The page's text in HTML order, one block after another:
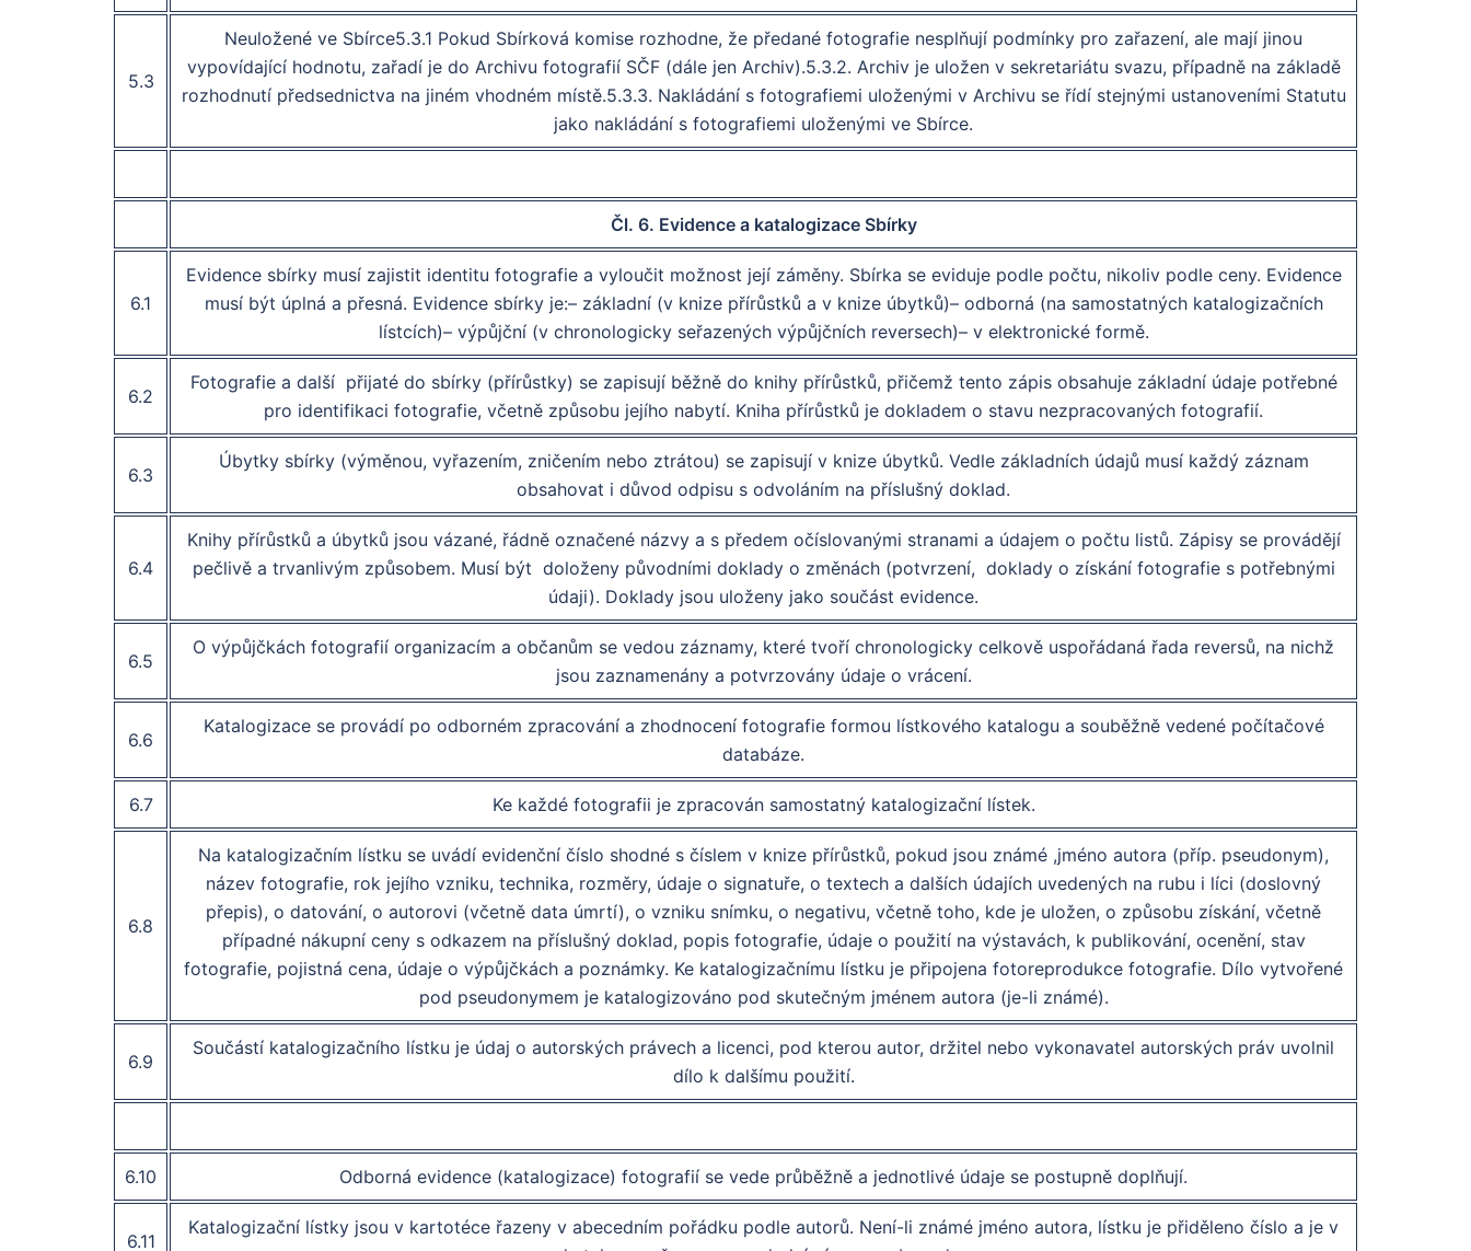
5.3
Neuložené ve Sbírce5.3.1 Pokud Sbírková komise rozhodne, že předané fotografie nesplňují podmínky pro zařazení, ale mají jinou
vypovídající hodnotu, zařadí je do Archivu fotografií SČF (dále jen Archiv).5.3.2. Archiv je uložen v sekretariátu svazu, případně na základě
rozhodnutí předsednictva na jiném vhodném místě.5.3.3. Nakládání s fotografiemi uloženými v Archivu se řídí stejnými ustanoveními Statutu
jako nakládání s fotografiemi uloženými ve Sbírce.
Čl. 6. Evidence a katalogizace Sbírky
6.1
Evidence sbírky musí zajistit identitu fotografie a vyloučit možnost její záměny. Sbírka se eviduje podle počtu, nikoliv podle ceny. Evidence
musí být úplná a přesná. Evidence sbírky je:– základní (v knize přírůstků a v knize úbytků)– odborná (na samostatných katalogizačních
lístcích)– výpůjční (v chronologicky seřazených výpůjčních reversech)– v elektronické formě.
6.2
Fotografie a další přijaté do sbírky (přírůstky) se zapisují běžně do knihy přírůstků, přičemž tento zápis obsahuje základní údaje potřebné
pro identifikaci fotografie, včetně způsobu jejího nabytí. Kniha přírůstků je dokladem o stavu nezpracovaných fotografií.
6.3
Úbytky sbírky (výměnou, vyřazením, zničením nebo ztrátou) se zapisují v knize úbytků. Vedle základních údajů musí každý záznam
obsahovat i důvod odpisu s odvoláním na příslušný doklad.
6.4
Knihy přírůstků a úbytků jsou vázané, řádně označené názvy a s předem očíslovanými stranami a údajem o počtu listů. Zápisy se provádějí
pečlivě a trvanlivým způsobem. Musí být doloženy původními doklady o změnách (potvrzení, doklady o získání fotografie s potřebnými
údaji). Doklady jsou uloženy jako součást evidence.
6.5
O výpůjčkách fotografií organizacím a občanům se vedou záznamy, které tvoří chronologicky celkově uspořádaná řada reversů, na nichž
jsou zaznamenány a potvrzovány údaje o vrácení.
6.6
Katalogizace se provádí po odborném zpracování a zhodnocení fotografie formou lístkového katalogu a souběžně vedené počítačové
databáze.
6.7 Ke každé fotografii je zpracován samostatný katalogizační lístek.
6.8
Na katalogizačním lístku se uvádí evidenční číslo shodné s číslem v knize přírůstků, pokud jsou známé ,jméno autora (příp. pseudonym),
název fotografie, rok jejího vzniku, technika, rozměry, údaje o signatuře, o textech a dalších údajích uvedených na rubu i líci (doslovný
přepis), o datování, o autorovi (včetně data úmrtí), o vzniku snímku, o negativu, včetně toho, kde je uložen, o způsobu získání, včetně
případné nákupní ceny s odkazem na příslušný doklad, popis fotografie, údaje o použití na výstavách, k publikování, ocenění, stav
fotografie, pojistná cena, údaje o výpůjčkách a poznámky. Ke katalogizačnímu lístku je připojena fotoreprodukce fotografie. Dílo vytvořené
pod pseudonymem je katalogizováno pod skutečným jménem autora (je-li známé).
6.9
Součástí katalogizačního lístku je údaj o autorských právech a licenci, pod kterou autor, držitel nebo vykonavatel autorských práv uvolnil
dílo k dalšímu použití.
6.10 Odborná evidence (katalogizace) fotografií se vede průběžně a jednotlivé údaje se postupně doplňují.
6.11
Katalogizační lístky jsou v kartotéce řazeny v abecedním pořádku podle autorů. Není-li známé jméno autora, lístku je přiděleno číslo a je v